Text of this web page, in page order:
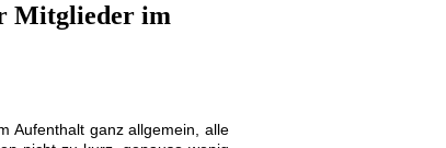
Mitglieder im
Aufenthalt ganz allgemein, alle